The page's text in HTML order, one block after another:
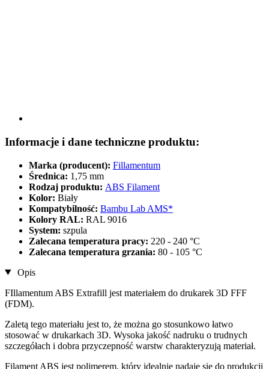
Informacje i dane techniczne produktu:
Marka (producent): Fillamentum
Średnica: 1,75 mm
Rodzaj produktu: ABS Filament
Kolor: Biały
Kompatybilność: Bambu Lab AMS*
Kolory RAL: RAL 9016
System: szpula
Zalecana temperatura pracy: 220 - 240 °C
Zalecana temperatura grzania: 80 - 105 °C
Opis
FIllamentum ABS Extrafill jest materiałem do drukarek 3D FFF
(FDM).
Zaletą tego materiału jest to, że można go stosunkowo łatwo
stosować w drukarkach 3D. Wysoka jakość nadruku o trudnych
szczegółach i dobra przyczepność warstw charakteryzują materiał.
Filament ABS jest polimerem, który idealnie nadaje się do produkcji